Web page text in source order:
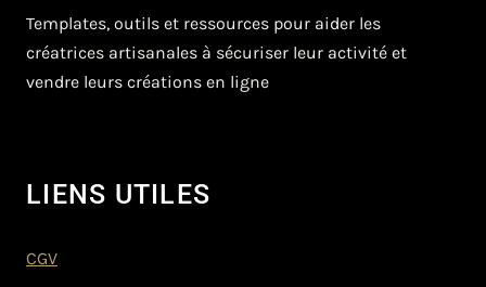
Templates, outils et ressources pour aider les
créatrices artisanales à sécuriser leur activité et
vendre leurs créations en ligne
LIENS UTILES
CGV